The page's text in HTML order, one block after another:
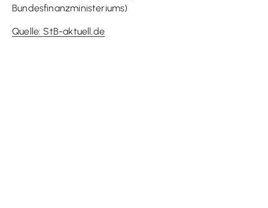
Bundesfinanzministeriums)
Quelle: StB-aktuell.de